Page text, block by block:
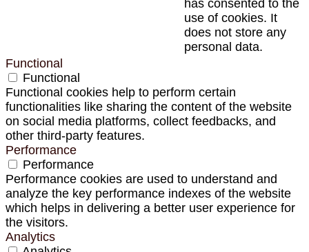
has consented to the
use of cookies. It
does not store any
personal data.
Functional
Functional
Functional cookies help to perform certain
functionalities like sharing the content of the website
on social media platforms, collect feedbacks, and
other third-party features.
Performance
Performance
Performance cookies are used to understand and
analyze the key performance indexes of the website
which helps in delivering a better user experience for
the visitors.
Analytics